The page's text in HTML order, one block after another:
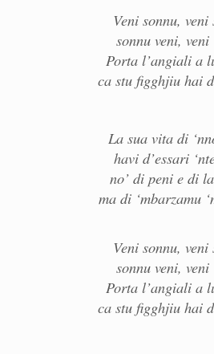
Veni sonnu, veni
sonnu veni, veni
Porta l’angiali a
ca stu figghjiu hai
La sua vita di
havi d’essari
no’ di peni e di
ma di ‘mbarzamu
Veni sonnu, veni
sonnu veni, veni
Porta l’angiali a
ca stu figghjiu hai